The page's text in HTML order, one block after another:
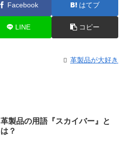
Facebook はてブ
LINE コピー
革製品が大好き
革製品の用語『スカイバー』と
は？